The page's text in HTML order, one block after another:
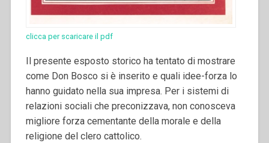
clicca per scaricare il pdf
Il presente esposto storico ha tentato di mostrare
come Don Bosco si è inserito e quali idee-forza lo
hanno guidato nella sua impresa. Per i sistemi di
relazioni sociali che preconizzava, non conosceva
migliore forza cementante della morale e della
religione del clero cattolico.